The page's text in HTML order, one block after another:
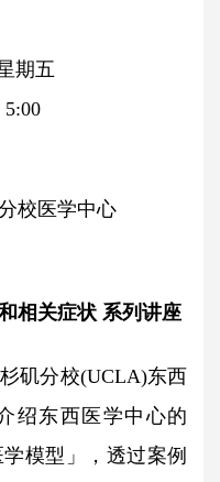
期五
校医学中心
相关症状 系列讲座
矶分校(UCLA)东西
绍东西医学中心的
模型」，透过案例